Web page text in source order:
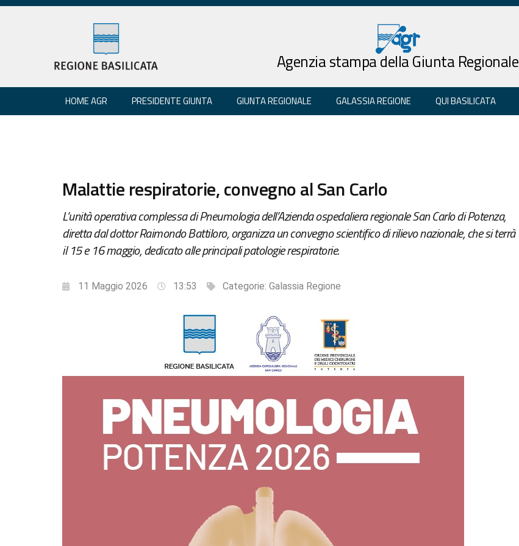
Agenzia stampa della Giunta Regionale
HOME AGR PRESIDENTE GIUNTA GIUNTA REGIONALE GALASSIA REGIONE QUI BASILICATA
Malattie respiratorie, convegno al San Carlo
L’unità operativa complessa di Pneumologia dell’Azienda ospedaliera regionale San Carlo di Potenza,
diretta dal dottor Raimondo Battiloro, organizza un convegno scientifico di rilievo nazionale, che si terrà
il 15 e 16 maggio, dedicato alle principali patologie respiratorie.
11 Maggio 2026 13:53 Categorie: Galassia Regione